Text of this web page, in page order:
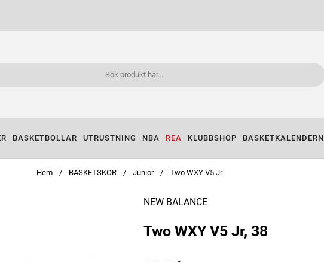
BASKETBOLLAR UTRUSTNING NBA REA KLUBBSHOP BASKETKALENDERN
Hem BASKETSKOR Junior Two WXY V5 Jr
NEW BALANCE
Two WXY V5 Jr, 38